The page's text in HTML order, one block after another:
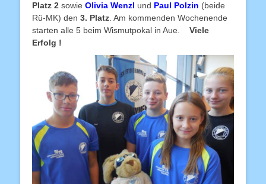
Platz 2 sowie Olivia Wenzl und Paul Polzin (beide
Rü-MK) den 3. Platz . Am kommenden Wochenende
starten alle 5 beim Wismutpokal in Aue. Viele
Erfolg !